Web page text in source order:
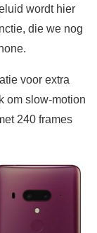
wordt hier
die we nog
voor extra
om slow-motion
240 frames